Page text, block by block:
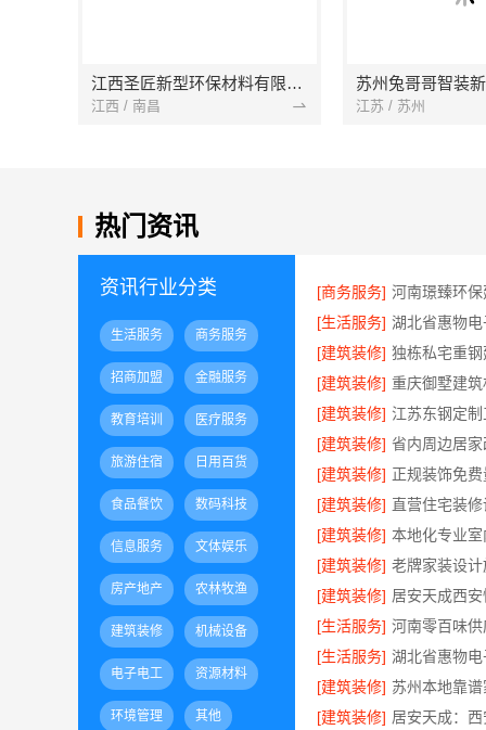
江西圣匠新型环保材料有限公司
江西 / 南昌 江苏 / 苏州
热门资讯
资讯行业分类
生活服务 商务服务
招商加盟 金融服务
教育培训 医疗服务
旅游住宿 日用百货
食品餐饮 数码科技
信息服务 文体娱乐
房产地产 农林牧渔
建筑装修 机械设备
电子电工 资源材料
环境管理 其他
[商务服务]
[生活服务]
[建筑装修]
[建筑装修]
[建筑装修]
[建筑装修]
[建筑装修]
[建筑装修]
[建筑装修]
[建筑装修]
[建筑装修]
[生活服务]
[生活服务]
[建筑装修]
[建筑装修]